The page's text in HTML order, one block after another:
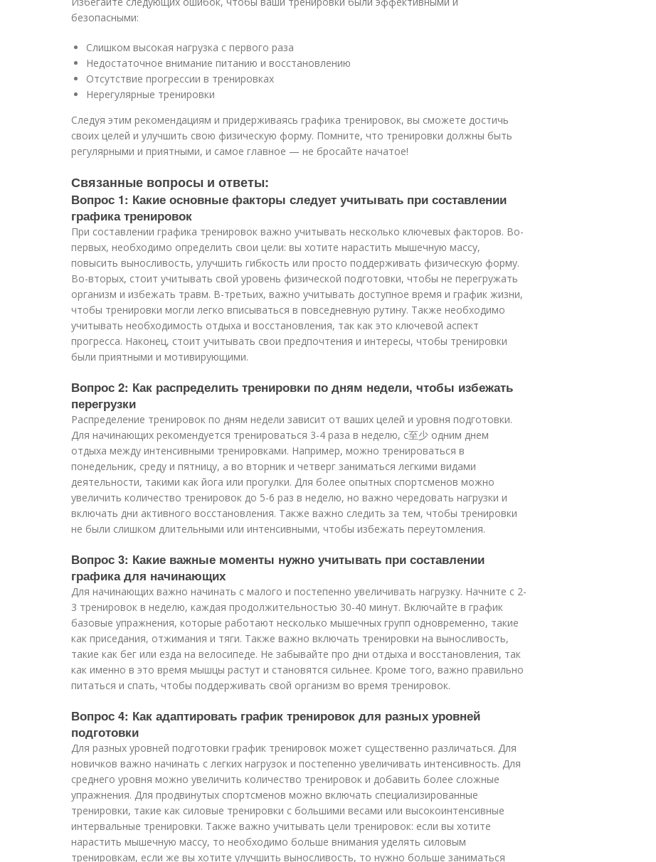
безопасными:
Слишком высокая нагрузка с первого раза
Недостаточное внимание питанию и восстановлению
Отсутствие прогрессии в тренировках
Нерегулярные тренировки
Следуя этим рекомендациям и придерживаясь графика тренировок, вы сможете достичь
своих целей и улучшить свою физическую форму. Помните, что тренировки должны быть
регулярными и приятными, и самое главное — не бросайте начатое!
Связанные вопросы и ответы:
Вопрос 1: Какие основные факторы следует учитывать при составлении
графика тренировок
При составлении графика тренировок важно учитывать несколько ключевых факторов. Во-
первых, необходимо определить свои цели: вы хотите нарастить мышечную массу,
повысить выносливость, улучшить гибкость или просто поддерживать физическую форму.
Во-вторых, стоит учитывать свой уровень физической подготовки, чтобы не перегружать
организм и избежать травм. В-третьих, важно учитывать доступное время и график жизни,
чтобы тренировки могли легко вписываться в повседневную рутину. Также необходимо
учитывать необходимость отдыха и восстановления, так как это ключевой аспект
прогресса. Наконец, стоит учитывать свои предпочтения и интересы, чтобы тренировки
были приятными и мотивирующими.
Вопрос 2: Как распределить тренировки по дням недели, чтобы избежать
перегрузки
Распределение тренировок по дням недели зависит от ваших целей и уровня подготовки.
Для начинающих рекомендуется тренироваться 3-4 раза в неделю, с至少 одним днем
отдыха между интенсивными тренировками. Например, можно тренироваться в
понедельник, среду и пятницу, а во вторник и четверг заниматься легкими видами
деятельности, такими как йога или прогулки. Для более опытных спортсменов можно
увеличить количество тренировок до 5-6 раз в неделю, но важно чередовать нагрузки и
включать дни активного восстановления. Также важно следить за тем, чтобы тренировки
не были слишком длительными или интенсивными, чтобы избежать переутомления.
Вопрос 3: Какие важные моменты нужно учитывать при составлении
графика для начинающих
Для начинающих важно начинать с малого и постепенно увеличивать нагрузку. Начните с 2-
3 тренировок в неделю, каждая продолжительностью 30-40 минут. Включайте в график
базовые упражнения, которые работают несколько мышечных групп одновременно, такие
как приседания, отжимания и тяги. Также важно включать тренировки на выносливость,
такие как бег или езда на велосипеде. Не забывайте про дни отдыха и восстановления, так
как именно в это время мышцы растут и становятся сильнее. Кроме того, важно правильно
питаться и спать, чтобы поддерживать свой организм во время тренировок.
Вопрос 4: Как адаптировать график тренировок для разных уровней
подготовки
Для разных уровней подготовки график тренировок может существенно различаться. Для
новичков важно начинать с легких нагрузок и постепенно увеличивать интенсивность. Для
среднего уровня можно увеличить количество тренировок и добавить более сложные
упражнения. Для продвинутых спортсменов можно включать специализированные
тренировки, такие как силовые тренировки с большими весами или высокоинтенсивные
интервальные тренировки. Также важно учитывать цели тренировок: если вы хотите
нарастить мышечную массу, то необходимо больше внимания уделять силовым
тренировкам, если же вы хотите улучшить выносливость, то нужно больше заниматься